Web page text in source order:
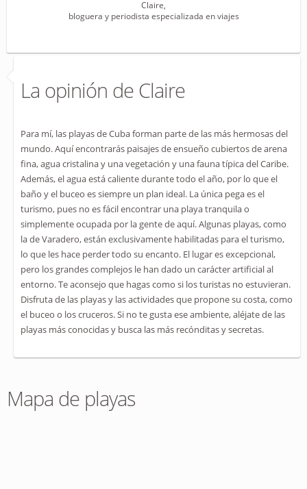
Claire,
bloguera y periodista especializada en viajes
La opinión de Claire
Para mí, las playas de Cuba forman parte de las más hermosas del
mundo. Aquí encontrarás paisajes de ensueño cubiertos de arena
fina, agua cristalina y una vegetación y una fauna típica del Caribe.
Además, el agua está caliente durante todo el año, por lo que el
baño y el buceo es siempre un plan ideal. La única pega es el
turismo, pues no es fácil encontrar una playa tranquila o
simplemente ocupada por la gente de aquí. Algunas playas, como
la de Varadero, están exclusivamente habilitadas para el turismo,
lo que les hace perder todo su encanto. El lugar es excepcional,
pero los grandes complejos le han dado un carácter artificial al
entorno. Te aconsejo que hagas como si los turistas no estuvieran.
Disfruta de las playas y las actividades que propone su costa, como
el buceo o los cruceros. Si no te gusta ese ambiente, aléjate de las
playas más conocidas y busca las más recónditas y secretas.
Mapa de playas